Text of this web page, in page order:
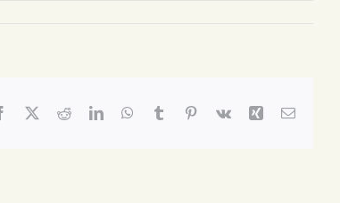
Facebook RedditLinkedInWhatsApp
Tumblr Pinterest
Vk Xing Email: